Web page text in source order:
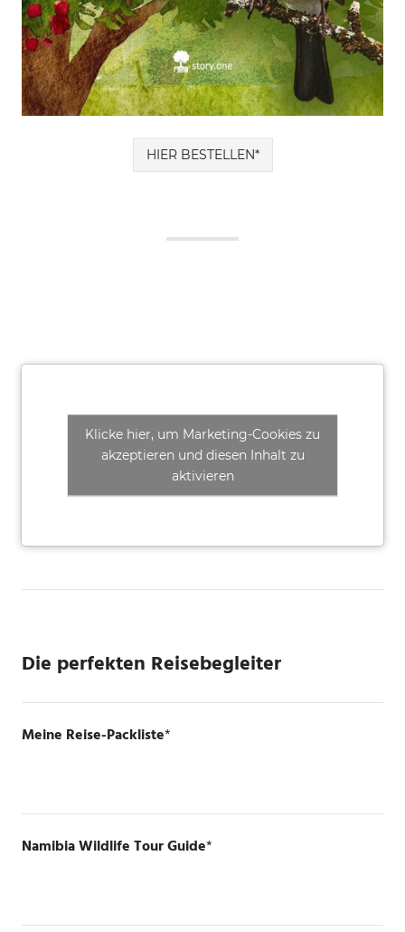
HIER BESTELLEN*
Klicke hier, um Marketing-Cookies zu
akzeptieren und diesen Inhalt zu
aktivieren
Die perfekten Reisebegleiter
Meine Reise-Packliste*
Namibia Wildlife Tour Guide*